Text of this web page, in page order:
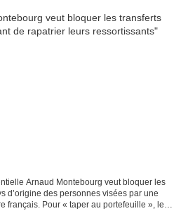
Arnaud Montebourg veut bloquer les
d’origine des personnes visées par une
français. Pour « taper au portefeuille », le